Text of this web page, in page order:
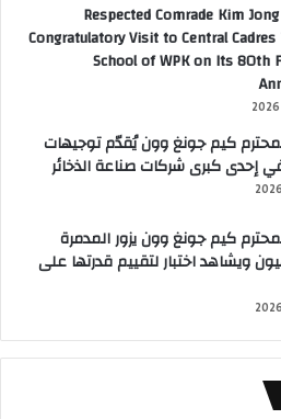
Respected Comrade Kim
Congratulatory Visit to Central
School of WPK on Its 80th
كيم جونغ وون يُقدّم توجيهات
إحدى كبرى شركات صناعة الذخائر
كيم جونغ وون يزور المدمرة
ويشاهد اختبار لتقييم قدرتها على